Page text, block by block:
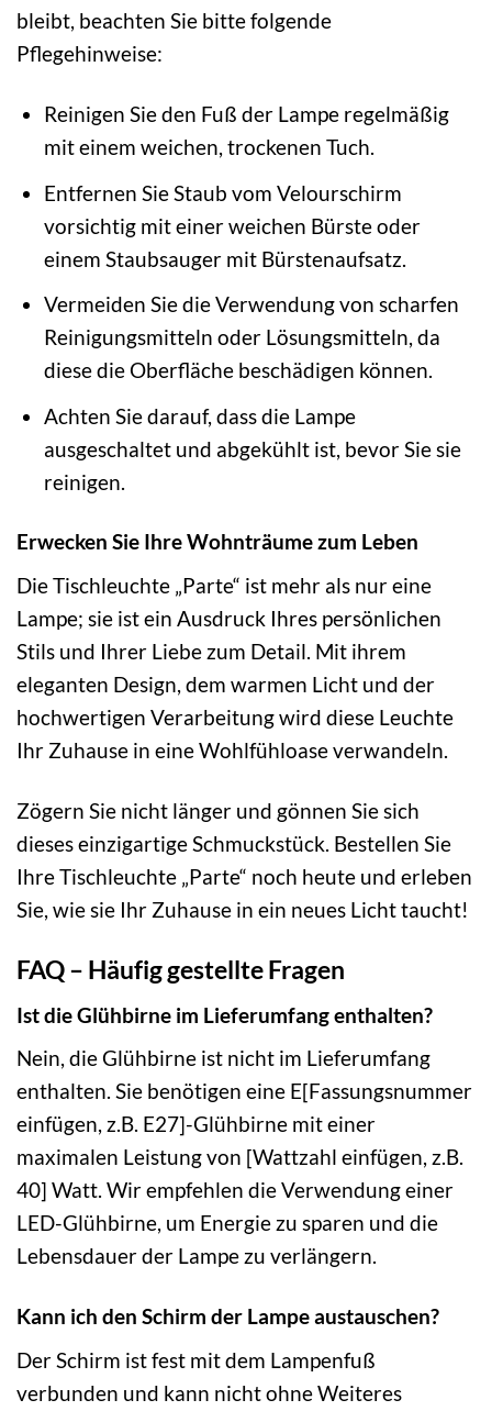
bleibt, beachten Sie bitte folgende
Pflegehinweise:
Reinigen Sie den Fuß der Lampe regelmäßig
mit einem weichen, trockenen Tuch.
Entfernen Sie Staub vom Velourschirm
vorsichtig mit einer weichen Bürste oder
einem Staubsauger mit Bürstenaufsatz.
Vermeiden Sie die Verwendung von scharfen
Reinigungsmitteln oder Lösungsmitteln, da
diese die Oberfläche beschädigen können.
Achten Sie darauf, dass die Lampe
ausgeschaltet und abgekühlt ist, bevor Sie sie
reinigen.
Erwecken Sie Ihre Wohnträume zum Leben
Die Tischleuchte „Parte“ ist mehr als nur eine
Lampe; sie ist ein Ausdruck Ihres persönlichen
Stils und Ihrer Liebe zum Detail. Mit ihrem
eleganten Design, dem warmen Licht und der
hochwertigen Verarbeitung wird diese Leuchte
Ihr Zuhause in eine Wohlfühloase verwandeln.
Zögern Sie nicht länger und gönnen Sie sich
dieses einzigartige Schmuckstück. Bestellen Sie
Ihre Tischleuchte „Parte“ noch heute und erleben
Sie, wie sie Ihr Zuhause in ein neues Licht taucht!
FAQ – Häufig gestellte Fragen
Ist die Glühbirne im Lieferumfang enthalten?
Nein, die Glühbirne ist nicht im Lieferumfang
enthalten. Sie benötigen eine E[Fassungsnummer
einfügen, z.B. E27]-Glühbirne mit einer
maximalen Leistung von [Wattzahl einfügen, z.B.
40] Watt. Wir empfehlen die Verwendung einer
LED-Glühbirne, um Energie zu sparen und die
Lebensdauer der Lampe zu verlängern.
Kann ich den Schirm der Lampe austauschen?
Der Schirm ist fest mit dem Lampenfuß
verbunden und kann nicht ohne Weiteres